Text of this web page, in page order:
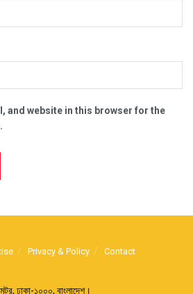
and website in this browser for the
Privacy & Policy Contact
ঢাকা-১০০০, বাংলাদেশ।